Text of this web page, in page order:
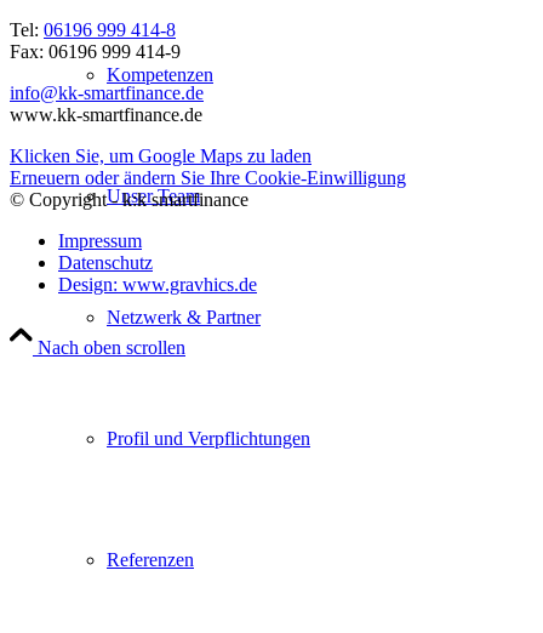
Kompetenzen
Unser Team
Netzwerk & Partner
Profil und Verpflichtungen
Referenzen
Tel: 06196 999 414-8
Fax: 06196 999 414-9
info@kk-smartfinance.de
www.kk-smartfinance.de
Klicken Sie, um Google Maps zu laden
Erneuern oder ändern Sie Ihre Cookie-Einwilligung
© Copyright - k:k smartfinance
Impressum
Datenschutz
Design: www.gravhics.de
Nach oben scrollen